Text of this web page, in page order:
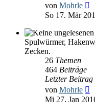
von Mohrle
So 17. Mär
Spulwürmer,
Zecken.
26 Themen
464 Beiträge
Letzter Beitrag
von Mohrle
Mi 27. Jan